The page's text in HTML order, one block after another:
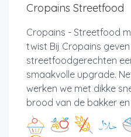
Cropains Streetfood
Cropains - Streetfood
twist Bij Cropains
streetfoodgerechten
smaakvolle upgrade.
werken we met dikke
brood van de bakker